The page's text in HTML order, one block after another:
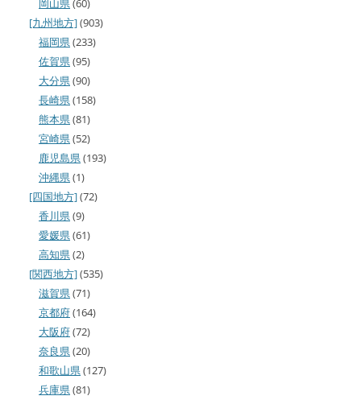
[九州地方](903)
福岡県(233)
佐賀県(95)
大分県(90)
長崎県(158)
熊本県(81)
宮崎県(52)
鹿児島県(193)
沖縄県(1)
[四国地方](72)
香川県(9)
愛媛県(61)
高知県(2)
[関西地方](535)
滋賀県(71)
京都府(164)
大阪府(72)
奈良県(20)
和歌山県(127)
兵庫県(81)